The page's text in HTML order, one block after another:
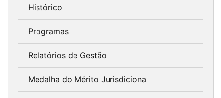
Histórico
Programas
Relatórios de Gestão
Medalha do Mérito Jurisdicional